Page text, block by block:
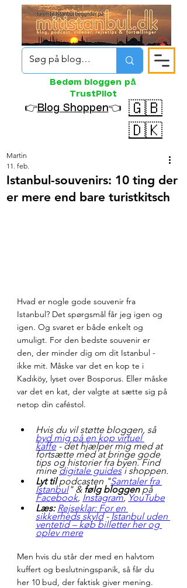
Bedøm bloggen på
TrustPilot
👉Blog Shoppen👈
🇬🇧
🇩🇰
Istanbul-souvenirs: 10 ting der
er mere end bare turistkitsch
Martin
11. feb.
Hvad er nogle gode souvenir fra
Istanbul? Det spørgsmål får jeg igen og
igen. Og svaret er både enkelt og
umuligt. For den bedste souvenir er
den, der minder dig om dit Istanbul -
ikke mit. Måske var det en kop te i
Kadıköy, lyset over Bosporus. Eller måske
var det en kat, der valgte at sætte sig på
netop din caféstol.
Hvis du vil støtte bloggen, så
byd mig på en kop virtuel
kaffe - det hjælper mig med at
fortsætte med at bringe gode
tips og historier fra byen. Find
mine digitale guides i shoppen.
Lyt til podcasten "Samtaler fra
Istanbul" & følg bloggen på
Facebook, Instagram, YouTube
Læs: Rejseklar: For en
sikkerheds skyld - Istanbul uden
ventetid – køb billetter her og
oplev mere
Men hvis du står der med en halvtom
kuffert og beslutningspanik, så får du
her 10 bud, der faktisk giver mening.